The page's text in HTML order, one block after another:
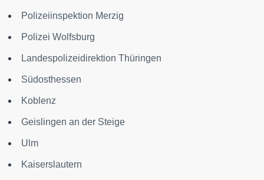
Polizeiinspektion Merzig
Polizei Wolfsburg
Landespolizeidirektion Thüringen
Südosthessen
Koblenz
Geislingen an der Steige
Ulm
Kaiserslautern